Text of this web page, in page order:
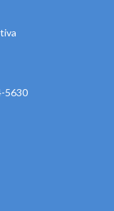
5630